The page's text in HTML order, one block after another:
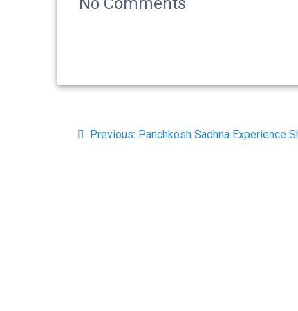
Post
Previous: Previous
Panchkosh Sadhna Experience